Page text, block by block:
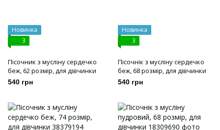
Новинка
3
Пісочник з мусліну сердечко
беж, 62 розмір, для дівчинки
540 грн
Новинка
3
Пісочнік з мусліну сердечко
беж, 68 розмір, для дівчинки
540 грн